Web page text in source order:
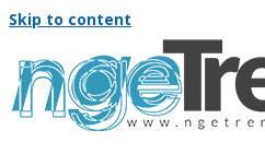
Skip to content